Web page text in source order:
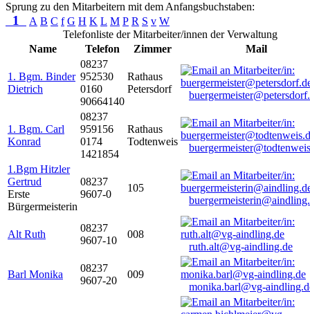
Sprung zu den Mitarbeitern mit dem Anfangsbuchstaben:
1 A B C f G H K L M P R S v W
Telefonliste der Mitarbeiter/innen der Verwaltung
Name
Telefon Zimmer Mail
1. Bgm. Binder
Dietrich
08237
952530
0160
90664140
Rathaus
Petersdorf
1. Bgm. Carl
Konrad
08237
959156
0174
1421854
Rathaus
Todtenweis
1.Bgm Hitzler
Gertrud
Erste
Bürgermeisterin
08237
9607-0
105
Alt Ruth
08237
9607-10
008
ruth.alt@vg-aindling.de
Barl Monika
08237
9607-20
009
monika.barl@vg-